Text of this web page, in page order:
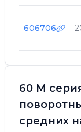
606706
60 M
средних